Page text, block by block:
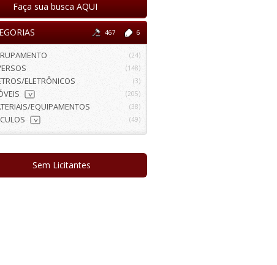
Faça sua busca AQUI
467 6
(24)
(148)
ELETRÔNICOS (3)
> (205)
EQUIPAMENTOS (38)
> (49)
Sem Licitantes